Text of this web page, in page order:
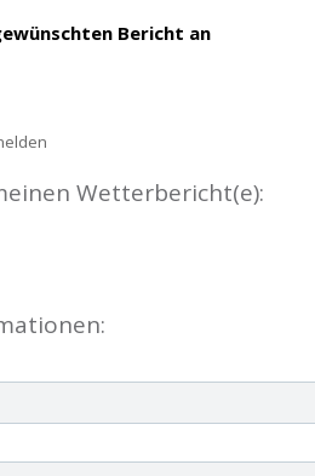
Bericht an
Wetterbericht(e):